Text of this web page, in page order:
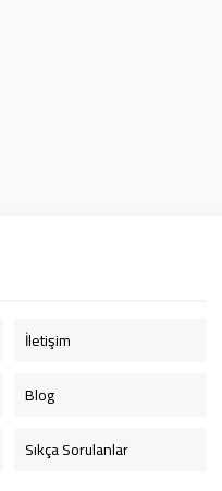
İletişim
Blog
Sıkça Sorulanlar